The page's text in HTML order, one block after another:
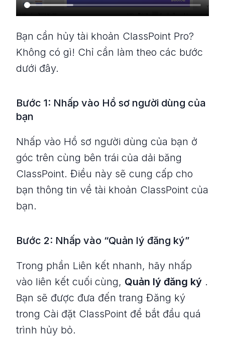
Bạn cần hủy tài khoản ClassPoint Pro?
Không có gì! Chỉ cần làm theo các bước
dưới đây.
Bước 1: Nhấp vào Hồ sơ người dùng của
bạn
Nhấp vào Hồ sơ người dùng của bạn ở
góc trên cùng bên trái của dải băng
ClassPoint. Điều này sẽ cung cấp cho
bạn thông tin về tài khoản ClassPoint của
bạn.
Bước 2: Nhấp vào “Quản lý đăng ký”
Trong phần Liên kết nhanh, hãy nhấp
vào liên kết cuối cùng, Quản lý đăng ký .
Bạn sẽ được đưa đến trang Đăng ký
trong Cài đặt ClassPoint để bắt đầu quá
trình hủy bỏ.